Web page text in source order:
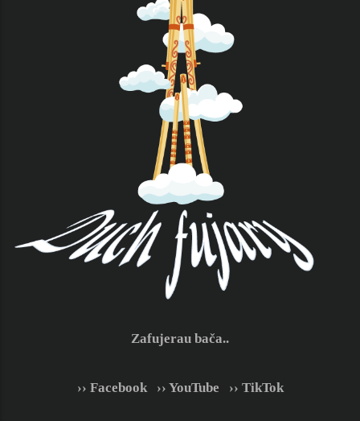
Zafujerau bača..
›› Facebook| ›› YouTube ›› TikTok